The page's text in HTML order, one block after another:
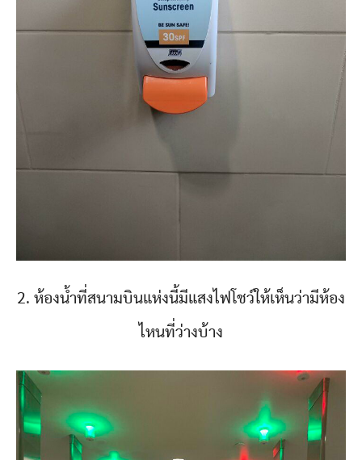
2. ห้องน้ำที่สนามบินแห่งนี้มีแสงไฟโชว์ให้เห็นว่ามีห้อง
ไหนที่ว่างบ้าง